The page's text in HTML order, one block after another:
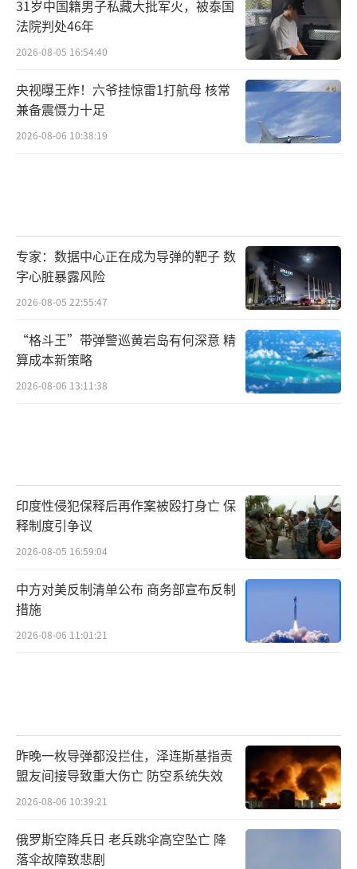
31岁中国籍男子私藏大批军火，被泰国
法院判处46年
2026-08-05 16:54:40
央视曝王炸！六爷挂惊雷1打航母 核常
兼备震慑力十足
2026-08-06 10:38:19
专家：数据中心正在成为导弹的靶子 数
字心脏暴露风险
2026-08-05 22:55:47
“格斗王”带弹警巡黄岩岛有何深意 精
算成本新策略
2026-08-06 13:11:38
印度性侵犯保释后再作案被殴打身亡 保
释制度引争议
2026-08-05 16:59:04
中方对美反制清单公布 商务部宣布反制
措施
2026-08-06 11:01:21
昨晚一枚导弹都没拦住，泽连斯基指责
盟友间接导致重大伤亡 防空系统失效
2026-08-06 10:39:21
俄罗斯空降兵日 老兵跳伞高空坠亡 降
落伞故障致悲剧